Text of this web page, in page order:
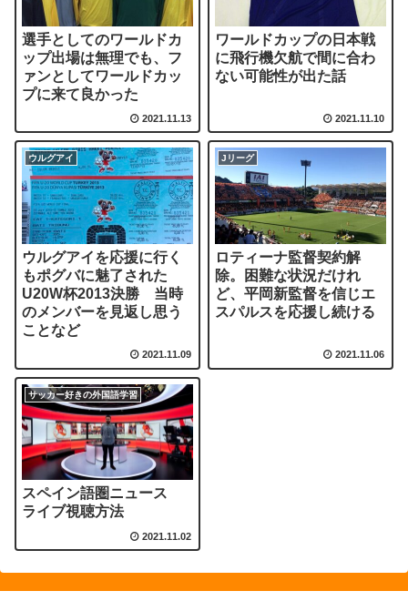
選手としてのワールドカ
ップ出場は無理でも、フ
ァンとしてワールドカッ
プに来て良かった
2021.11.13
ワールドカップの日本戦
に飛行機欠航で間に合わ
ない可能性が出た話
2021.11.10
ウルグアイ
ウルグアイを応援に行く
もポグバに魅了された
U20W杯2013決勝 当時
のメンバーを見返し思う
ことなど
2021.11.09
Jリーグ
ロティーナ監督契約解
除。困難な状況だけれ
ど、平岡新監督を信じエ
スパルスを応援し続ける
2021.11.06
サッカー好きの外国語学習
スペイン語圏ニュース
ライブ視聴方法
2021.11.02